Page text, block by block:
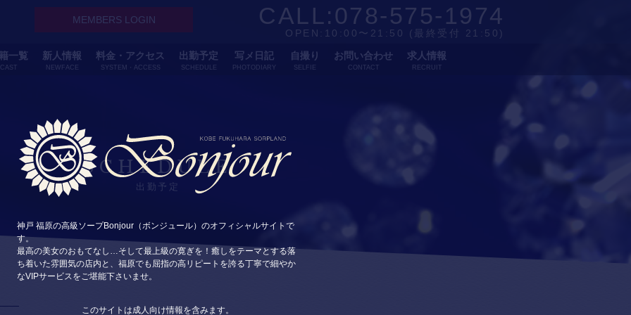
神戸 福原の高級ソープBonjour（ボンジュール）のオフィシャルサイトで
す。
最高の美女のおもてなし…そして最上級の寛ぎを！癒しをテーマとする落
ち着いた雰囲気の店内と、福原でも屈指の高リピートを誇る丁寧で細やか
なVIPサービスをご堪能下さいませ。
このサイトは成人向け情報を含みます。
MEMBERS LOGIN CALL:078-575-1974
OPEN:10:00〜21:50 (最終受付 21:50)
一覧
CAST
新人情報
NEWFACE
料金・アクセス
SYSTEM・ACCESS
出勤予定
SCHEDULE
写メ日記
PHOTODIARY
自撮り
SELFIE
お問い合わせ
CONTACT
求人情報
RECRUIT
SCHEDULE
出勤予定